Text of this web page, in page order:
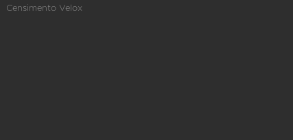
Censimento Velox